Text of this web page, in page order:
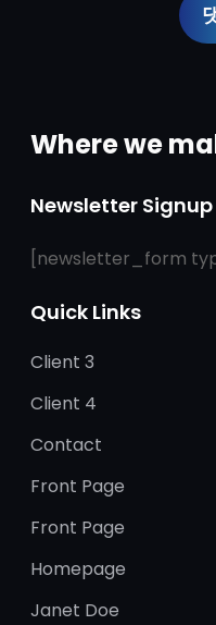
Where we
Newsletter Signup
[newsletter_form
Quick Links
Client 3
Client 4
Contact
Front Page
Front Page
Homepage
Janet Doe